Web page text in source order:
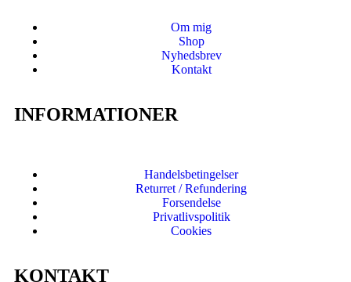
Om mig
Shop
Nyhedsbrev
Kontakt
INFORMATIONER
Handelsbetingelser
Returret / Refundering
Forsendelse
Privatlivspolitik
Cookies
KONTAKT